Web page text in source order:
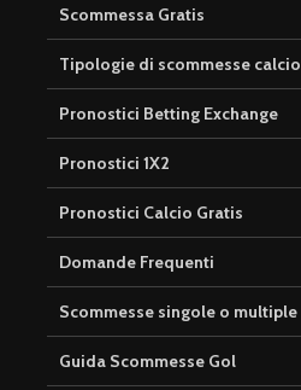
Scommessa Gratis
Tipologie di scommesse calcio
Pronostici Betting Exchange
Pronostici 1X2
Pronostici Calcio Gratis
Domande Frequenti
Scommesse singole o multiple
Guida Scommesse Gol